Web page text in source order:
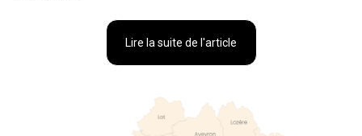
Lire la suite de l'article